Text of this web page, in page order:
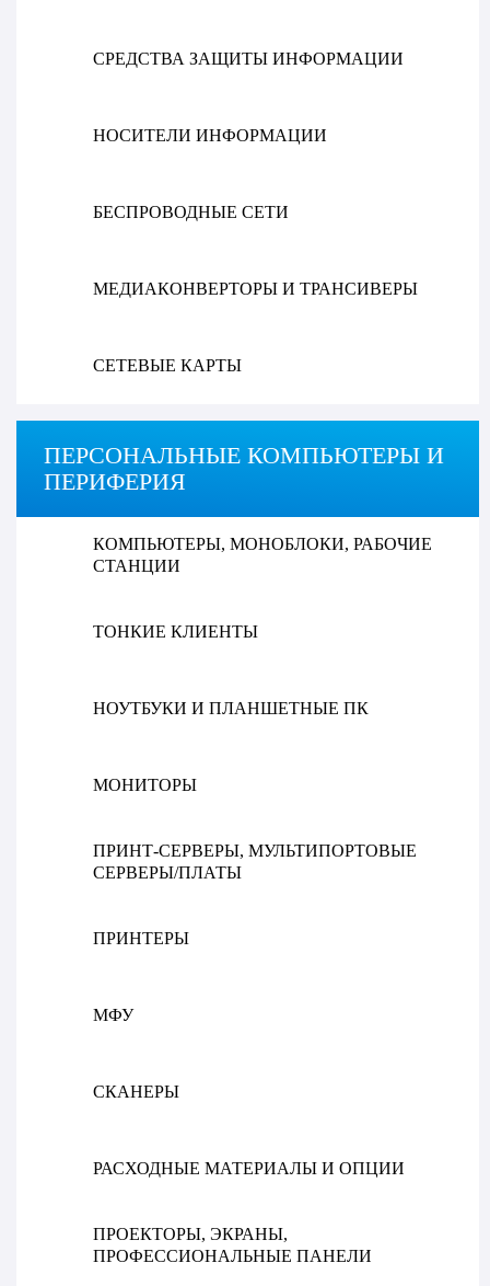
СРЕДСТВА ЗАЩИТЫ ИНФОРМАЦИИ
НОСИТЕЛИ ИНФОРМАЦИИ
БЕСПРОВОДНЫЕ СЕТИ
МЕДИАКОНВЕРТОРЫ И ТРАНСИВЕРЫ
СЕТЕВЫЕ КАРТЫ
ПЕРСОНАЛЬНЫЕ КОМПЬЮТЕРЫ И
ПЕРИФЕРИЯ
КОМПЬЮТЕРЫ, МОНОБЛОКИ, РАБОЧИЕ
СТАНЦИИ
ТОНКИЕ КЛИЕНТЫ
НОУТБУКИ И ПЛАНШЕТНЫЕ ПК
МОНИТОРЫ
ПРИНТ-СЕРВЕРЫ, МУЛЬТИПОРТОВЫЕ
СЕРВЕРЫ/ПЛАТЫ
ПРИНТЕРЫ
МФУ
СКАНЕРЫ
РАСХОДНЫЕ МАТЕРИАЛЫ И ОПЦИИ
ПРОЕКТОРЫ, ЭКРАНЫ,
ПРОФЕССИОНАЛЬНЫЕ ПАНЕЛИ